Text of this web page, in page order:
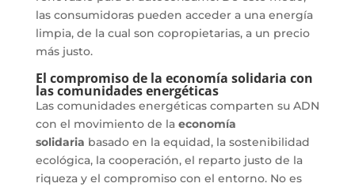
las consumidoras pueden acceder a una energía
limpia, de la cual son copropietarias, a un precio
más justo.
El compromiso de la economía solidaria con
las comunidades energéticas
Las comunidades energéticas comparten su ADN
con el movimiento de la economía
solidaria basado en la equidad, la sostenibilidad
ecológica, la cooperación, el reparto justo de la
riqueza y el compromiso con el entorno. No es